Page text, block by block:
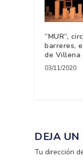
“MUR”,
barreres,
de Villena
03/11/2020
DEJA
Tu dirección